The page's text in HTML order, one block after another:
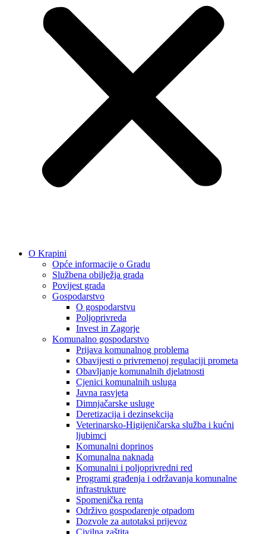
O Krapini
Opće informacije o Gradu
Službena obilježja grada
Povijest grada
Gospodarstvo
O gospodarstvu
Poljoprivreda
Invest in Zagorje
Komunalno gospodarstvo
Prijava komunalnog problema
Obavijesti o privremenoj regulaciji prometa
Obavljanje komunalnih djelatnosti
Cjenici komunalnih usluga
Javna rasvjeta
Dimnjačarske usluge
Deretizacija i dezinsekcija
Veterinarsko-Higijeničarska služba i kućni
ljubimci
Komunalni doprinos
Komunalna naknada
Komunalni i poljoprivredni red
Programi građenja i održavanja komunalne
infrastrukture
Spomenička renta
Održivo gospodarenje otpadom
Dozvole za autotaksi prijevoz
Civilna zaštita